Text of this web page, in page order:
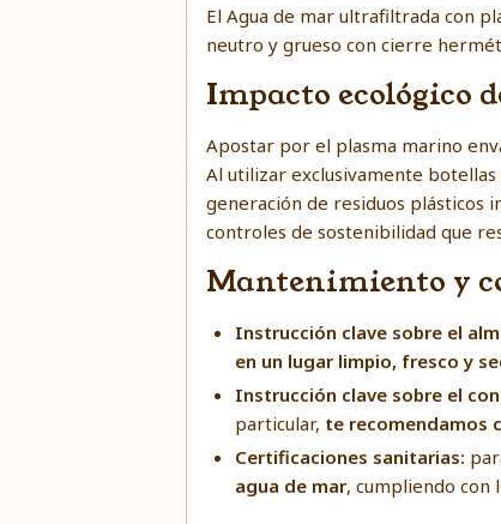
El Agua de mar ultrafiltrada con
neutro y grueso con cierre
Impacto ecológico
Apostar por el plasma marino
Al utilizar exclusivamente
generación de residuos plásticos
controles de sostenibilidad que
Mantenimiento y
Instrucción clave sobre el
en un lugar limpio, fresco y
Instrucción clave sobre el
particular, te recomendamos
Certificaciones sanitarias:
agua de mar, cumpliendo con